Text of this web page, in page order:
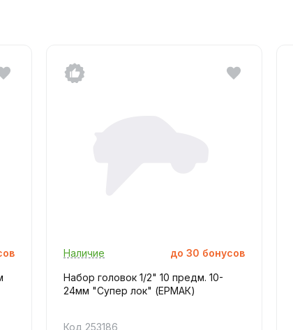
Наличие до 30 бонусов
Набор головок 1/2" 10 предм. 10-
24мм "Супер лок" (ЕРМАК)
Код 253186